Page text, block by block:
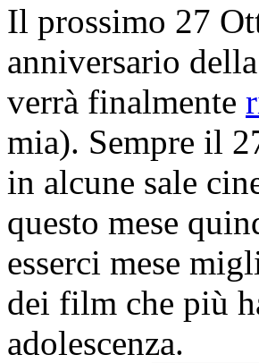
Il prossimo 27
anniversario
verrà finalmente
mia). Sempre il
in alcune sale
questo mese
esserci mese
dei film che più
adolescenza.